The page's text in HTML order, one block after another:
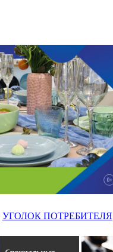
УГОЛОК ПОТРЕБИТЕЛЯ